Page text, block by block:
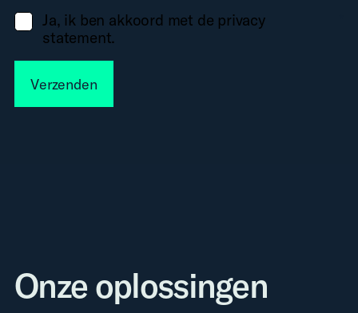
Ja, ik ben akkoord met de privacy
statement.
Verzenden
Onze oplossingen